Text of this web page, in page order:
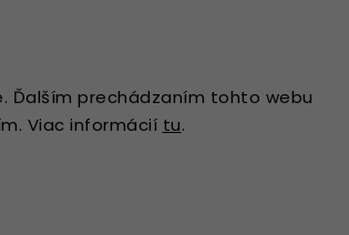
Ďalším prechádzaním tohto webu
Viac informácií tu.